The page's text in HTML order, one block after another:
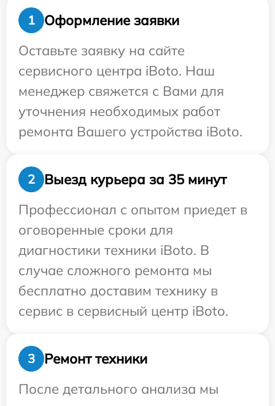
1
Оформление заявки
Оставьте заявку на сайте
сервисного центра iBoto. Наш
менеджер свяжется с Вами для
уточнения необходимых работ
ремонта Вашего устройства iBoto.
2
Выезд курьера за 35 минут
Профессионал с опытом приедет в
оговоренные сроки для
диагностики техники iBoto. В
случае сложного ремонта мы
бесплатно доставим технику в
сервис в сервисный центр iBoto.
3
Ремонт техники
После детального анализа мы